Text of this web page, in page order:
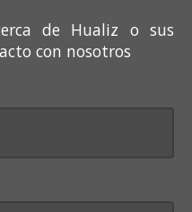
de Hualiz o sus
con nosotros